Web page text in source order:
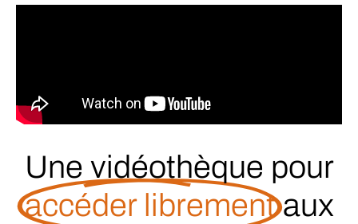
Une vidéothèque pour
accéder librement aux